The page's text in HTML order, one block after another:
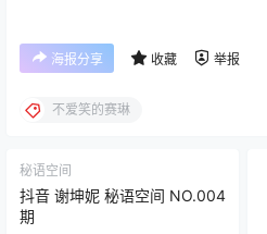
海报分享 收藏 举报
不爱笑的赛琳
秘语空间
抖音 谢坤妮 秘语空间 NO.004
期